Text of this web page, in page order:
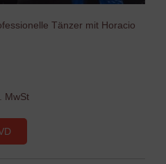
Tänzer mit Horacio
MwSt